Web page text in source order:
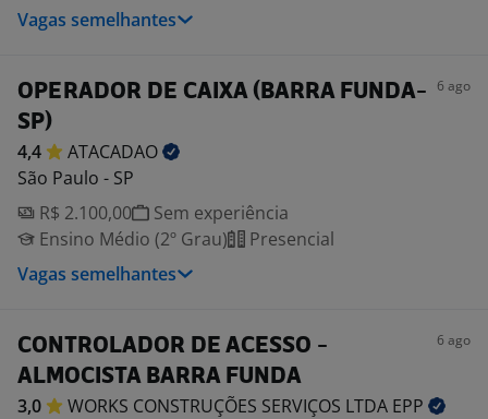
Vagas semelhantes
OPERADOR DE CAIXA (BARRA FUNDA-
SP)
6 ago
4,4
ATACADAO
São Paulo - SP
R$ 2.100,00
Sem experiência
Ensino Médio (2º Grau)
Presencial
Vagas semelhantes
CONTROLADOR DE ACESSO -
ALMOCISTA BARRA FUNDA
6 ago
3,0 WORKS CONSTRUÇÕES SERVIÇOS LTDA EPP